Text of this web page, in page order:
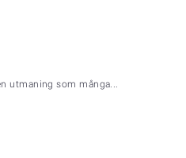
utmaning som många...